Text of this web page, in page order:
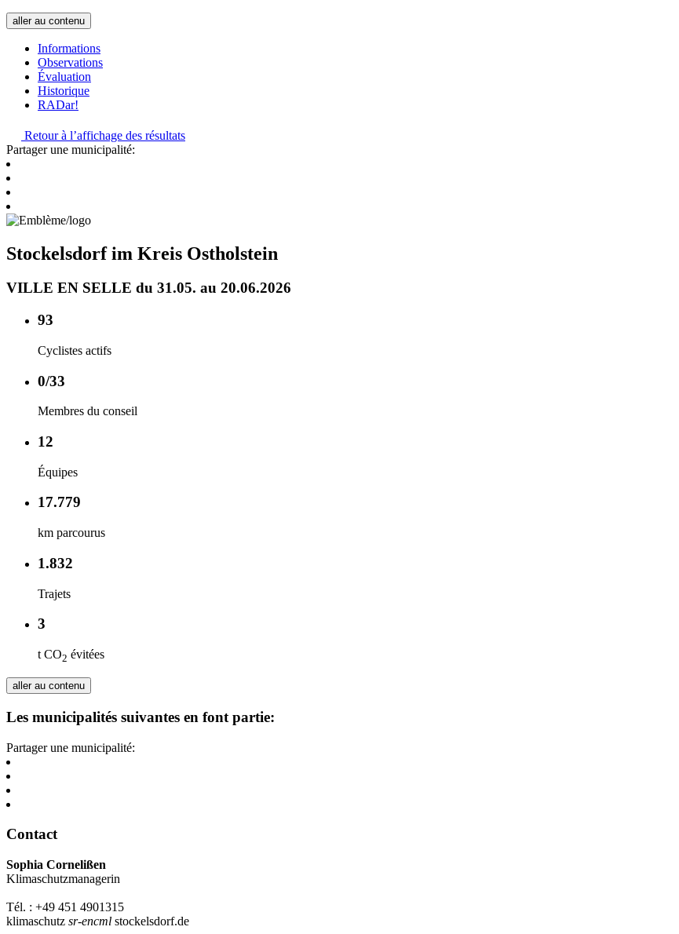
aller au contenu
Informations
Observations
Évaluation
Historique
RADar!
Retour à l’affichage des résultats
Partager une municipalité:
Stockelsdorf im Kreis Ostholstein
VILLE EN SELLE du 31.05. au 20.06.2026
93
Cyclistes actifs
0/33
Membres du conseil
12
Équipes
17.779
km parcourus
1.832
Trajets
3
t CO2 évitées
aller au contenu
Les municipalités suivantes en font partie:
Partager une municipalité:
Contact
Sophia Cornelißen
Klimaschutzmanagerin
Tél. : +49 451 4901315
klimaschutz sr-encml stockelsdorf.de